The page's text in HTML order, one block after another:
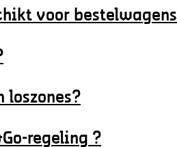
voor bestelwagens
loszones?
regeling ?